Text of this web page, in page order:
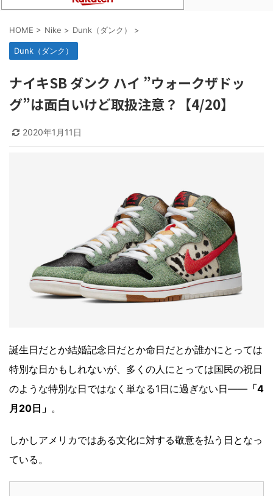
HOME > Nike > Dunk（ダンク） >
Dunk（ダンク）
ナイキSB ダンク ハイ ”ウォークザドッ
グ”は面白いけど取扱注意？【4/20】
2020年1月11日
誕生日だとか結婚記念日だとか命日だとか誰かにとっては
特別な日かもしれないが、多くの人にとっては国民の祝日
のような特別な日ではなく単なる1日に過ぎない日―― 「4
月20日」 。
しかしアメリカではある文化に対する敬意を払う日となっ
ている。